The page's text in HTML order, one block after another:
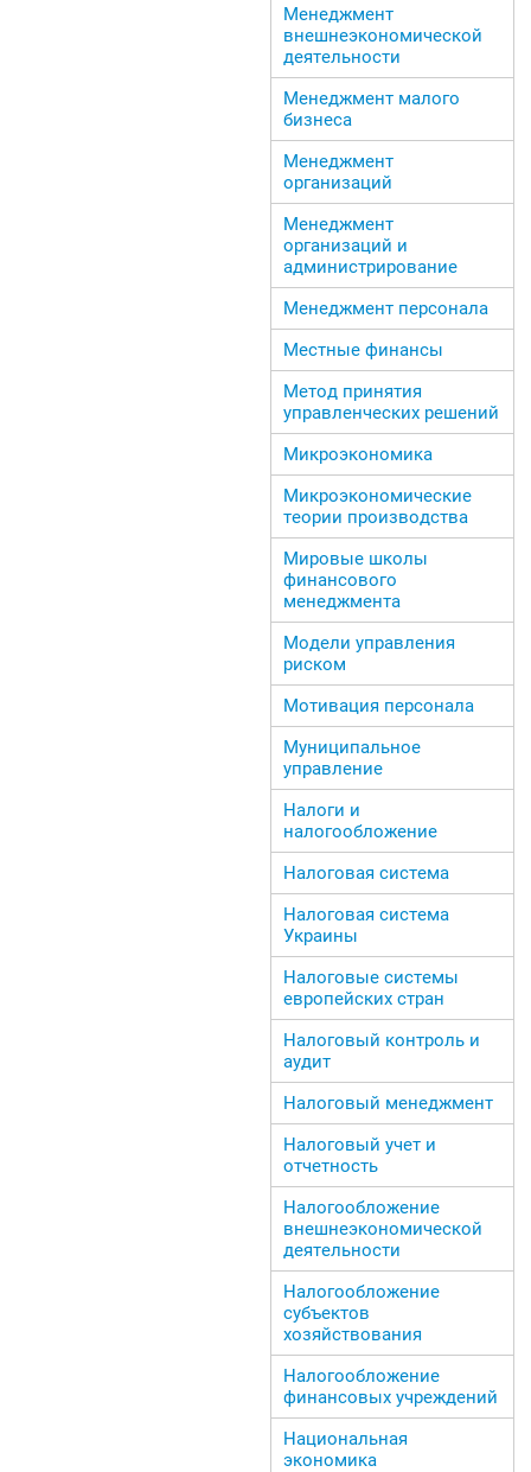
Менеджмент
внешнеэкономической
деятельности
Менеджмент малого
бизнеса
Менеджмент
организаций
Менеджмент
организаций и
администрирование
Менеджмент персонала
Местные финансы
Метод принятия
управленческих решений
Микроэкономика
Микроэкономические
теории производства
Мировые школы
финансового
менеджмента
Модели управления
риском
Мотивация персонала
Муниципальное
управление
Налоги и
налогообложение
Налоговая система
Налоговая система
Украины
Налоговые системы
европейских стран
Налоговый контроль и
аудит
Налоговый менеджмент
Налоговый учет и
отчетность
Налогообложение
внешнеэкономической
деятельности
Налогообложение
субъектов
хозяйствования
Налогообложение
финансовых учреждений
Национальная
экономика